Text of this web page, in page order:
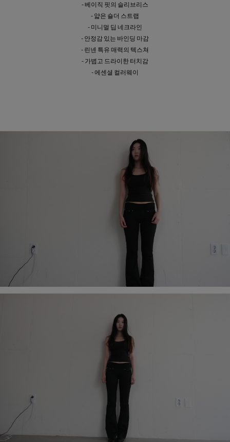
- 베이직 핏의 슬리브리스
- 얇은 숄더 스트랩
- 미니멀 딥 네크라인
- 안정감 있는 바인딩 마감
- 린넨 특유 매력의 텍스쳐
- 가볍고 드라이한 터치감
- 에센셜 컬러웨이